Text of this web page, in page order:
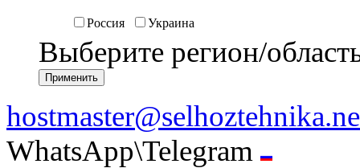
Россия Украина
Выберите регион/
WhatsApp\Telegram